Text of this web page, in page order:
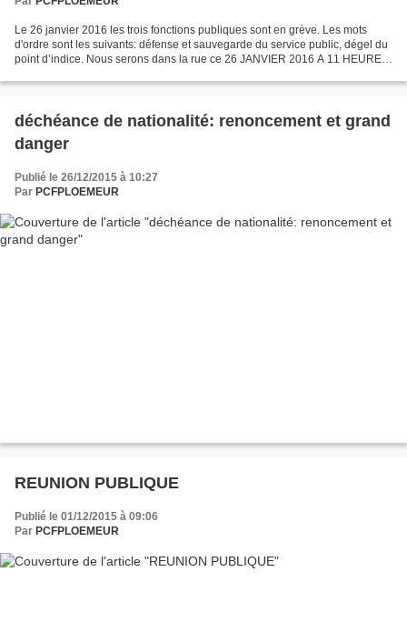
Le 26 janvier 2016 les trois fonctions publiques sont en grève. Les mots
d'ordre sont les suivants: défense et sauvegarde du service public, dégel du
point d’indice. Nous serons dans la rue ce 26 JANVIER 2016 A 11 HEURES
déchéance de nationalité: renoncement et grand
danger
Publié le 26/12/2015 à 10:27
Par PCFPLOEMEUR
REUNION PUBLIQUE
Publié le 01/12/2015 à 09:06
Par PCFPLOEMEUR